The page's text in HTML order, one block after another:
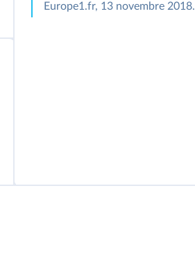
Europe1.fr, 13 novembre 2018.